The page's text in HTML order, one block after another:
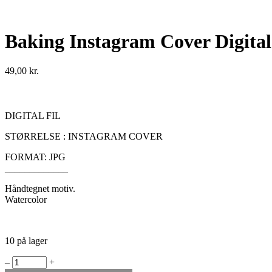
Baking Instagram Cover
49,00 kr.
DIGITAL FIL
STØRRELSE : INSTAGRAM COVER
FORMAT: JPG
Håndtegnet motiv.
Watercolor
10 på lager
Baking
‒ +